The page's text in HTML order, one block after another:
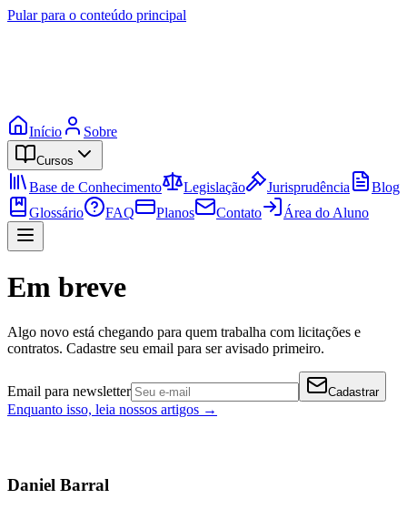
Pular para o conteúdo principal
Início Sobre
Cursos
Base de Conhecimento Legislação Jurisprudência
Blog
Glossário
FAQ Planos Contato Área do Aluno
Em breve
Algo novo está chegando para quem trabalha com licitações e
contratos. Cadastre seu email para ser avisado primeiro.
Email para newsletter Cadastrar
Enquanto isso, leia nossos artigos →
Daniel Barral